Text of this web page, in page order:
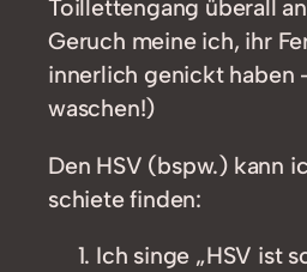
Toillettengang überall
Geruch meine ich, ihr
innerlich genickt haben
waschen!)
Den HSV (bspw.) kann
schiete finden:
Ich singe „HSV ist